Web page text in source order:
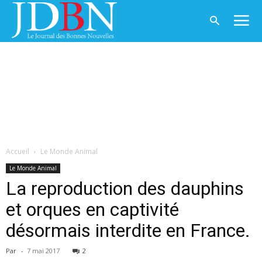
Accueil Le Monde Animal
Le Monde Animal
La reproduction des dauphins
et orques en captivité
désormais interdite en France.
Par - 7 mai 2017 2